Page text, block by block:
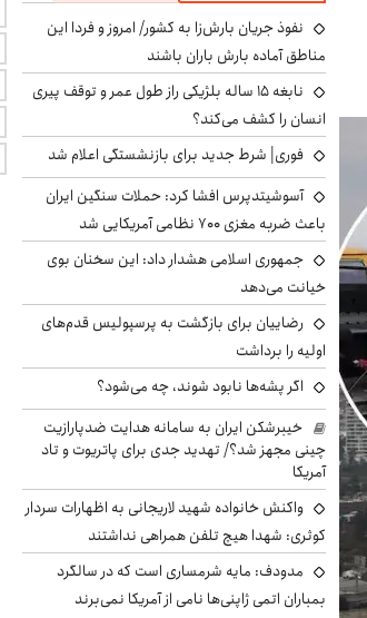
نفوذ جریان بارش‌زا به کشور/ امروز و فردا این
مناطق آماده بارش باران باشند
نابغه ۱۵ ساله بلژیکی راز طول عمر و توقف پیری
انسان را کشف می‌کند؟
فوری| شرط جدید برای بازنشستگی اعلام شد
آسوشیتدپرس افشا کرد: حملات سنگین ایران
باعث ضربه مغزی ۷۰۰ نظامی آمریکایی شد
جمهوری اسلامی هشدار داد: این سخنان بوی
خیانت می‌دهد
رضاییان برای بازگشت به پرسپولیس قدم‌های
اولیه را برداشت
اگر پشه‌ها نابود شوند، چه می‌شود؟
خیبرشکن ایران به سامانه هدایت ضدپارازیت
چینی مجهز شد؟/ تهدید جدی برای پاتریوت و تاد
آمریکا
واکنش خانواده شهید لاریجانی به اظهارات سردار
کوثری: شهدا هیچ تلفن همراهی نداشتند
مدودف: مایه شرمساری است که در سالگرد
بمباران اتمی ژاپنی‌ها نامی از آمریکا نمی‌برند